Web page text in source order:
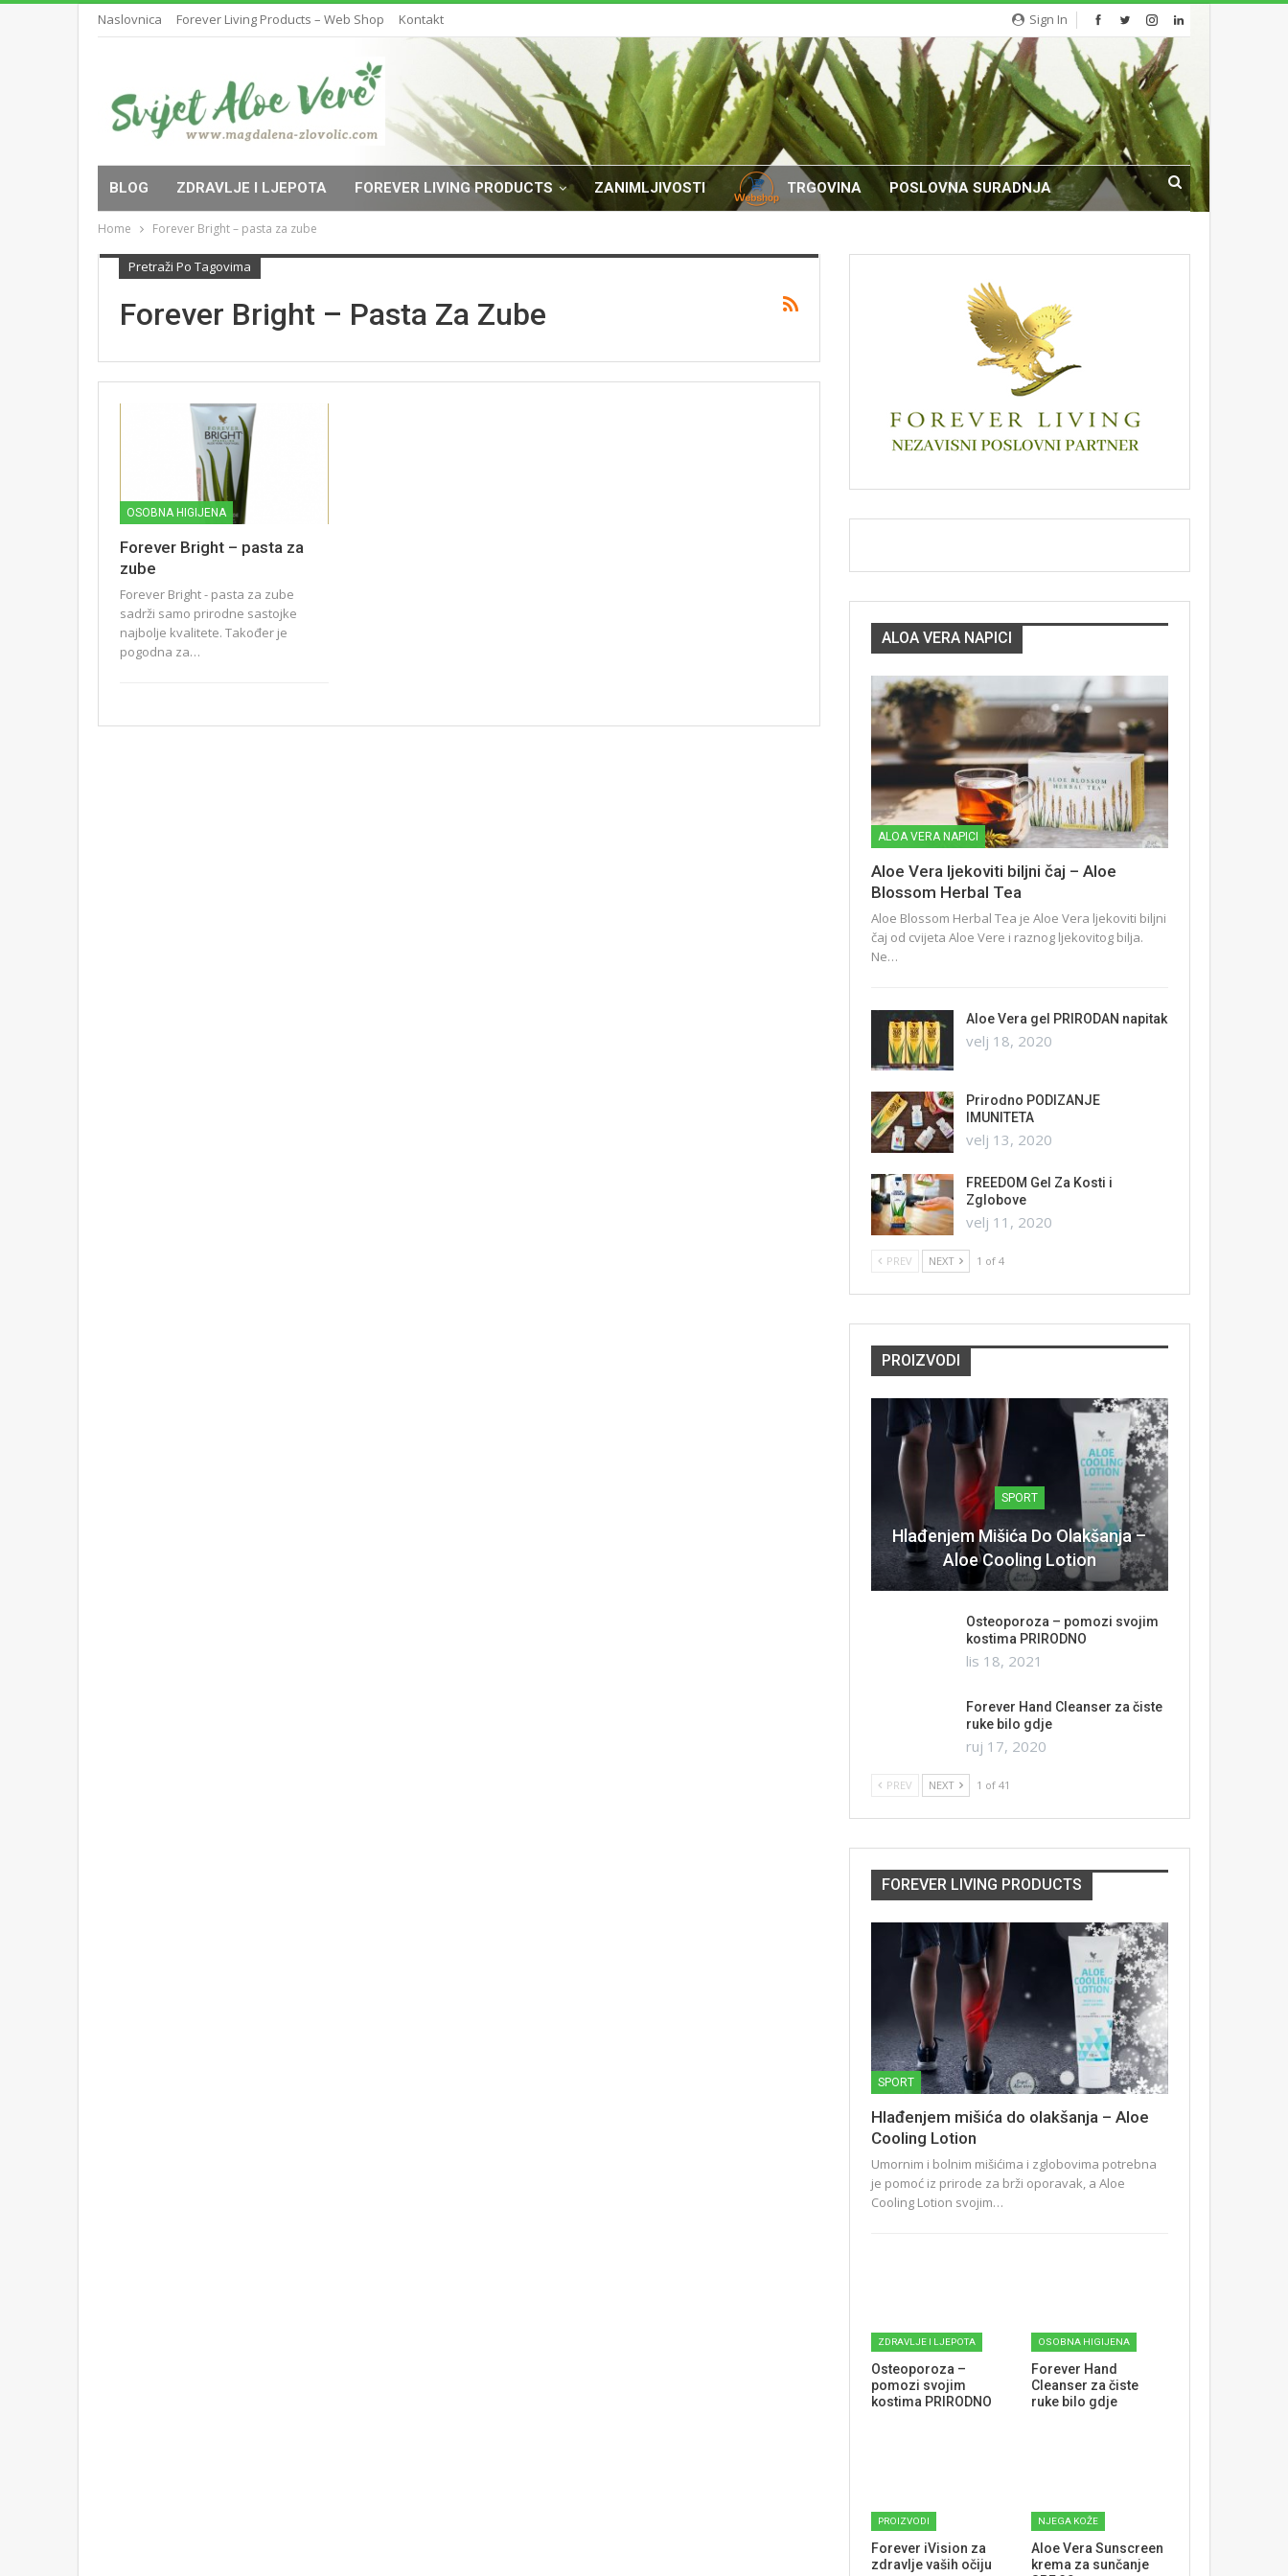
Sign In
Naslovnica Forever Living Products – Web Shop Kontakt
BLOG ZDRAVLJE I LJEPOTA FOREVER LIVING PRODUCTS ZANIMLJIVOSTI TRGOVINA POSLOVNA SURADNJA
Home Forever Bright – pasta za zube
Pretraži Po Tagovima
Forever Bright – Pasta Za Zube
OSOBNA HIGIJENA
Forever Bright – pasta za
zube
Forever Bright - pasta za zube
sadrži samo prirodne sastojke
najbolje kvalitete. Također je
pogodna za…
ALOA VERA NAPICI
ALOA VERA NAPICI
Aloe Vera ljekoviti biljni čaj – Aloe
Blossom Herbal Tea
Aloe Blossom Herbal Tea je Aloe Vera ljekoviti biljni
čaj od cvijeta Aloe Vere i raznog ljekovitog bilja.
Ne…
Aloe Vera gel PRIRODAN napitak
velj 18, 2020
Prirodno PODIZANJE
IMUNITETA
velj 13, 2020
FREEDOM Gel Za Kosti i
Zglobove
velj 11, 2020
PREV NEXT 1 of 4
PROIZVODI
SPORT
Hlađenjem Mišića Do Olakšanja –
Aloe Cooling Lotion
Osteoporoza – pomozi svojim
kostima PRIRODNO
lis 18, 2021
Forever Hand Cleanser za čiste
ruke bilo gdje
ruj 17, 2020
PREV NEXT 1 of 41
FOREVER LIVING PRODUCTS
SPORT
Hlađenjem mišića do olakšanja – Aloe
Cooling Lotion
Umornim i bolnim mišićima i zglobovima potrebna
je pomoć iz prirode za brži oporavak, a Aloe
Cooling Lotion svojim…
ZDRAVLJE I LJEPOTA
Osteoporoza –
pomozi svojim
kostima PRIRODNO
OSOBNA HIGIJENA
Forever Hand
Cleanser za čiste
ruke bilo gdje
PROIZVODI
Forever iVision za
zdravlje vaših očiju
NJEGA KOŽE
Aloe Vera Sunscreen
krema za sunčanje